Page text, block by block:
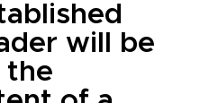
will be
the